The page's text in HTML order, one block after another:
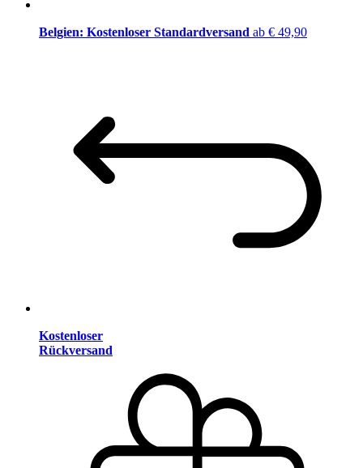
Belgien: Kostenloser Standardversand ab € 49,90
Kostenloser
Rückversand